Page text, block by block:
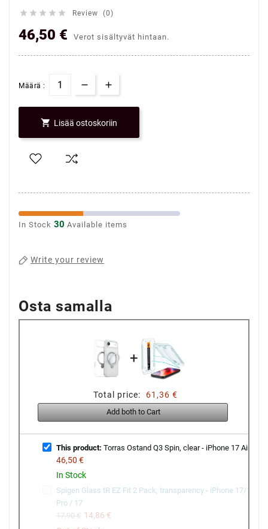
     Review (0)
46,50 € Verot sisältyvät hintaan.
Määrä :
 Lisää ostoskoriin
In Stock 30 Available items
Write your review
Osta samalla
+
Total price: 61,36 €
Add both to Cart
This product: Torras Ostand Q3 Spin, clear - iPhone 17 Air
46,50 €
In Stock
Spigen Glass tR EZ Fit 2 Pack, transparency - iPhone 17/16
Pro / 17
17,90 € 14,86 €